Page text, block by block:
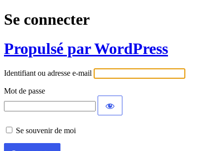
Se connecter
Propulsé par WordPress
Identifiant ou adresse e-mail
Mot de passe
Se souvenir de moi